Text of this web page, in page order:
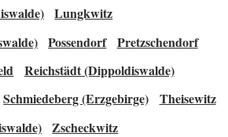
Lungkwitz
Possendorf Pretzschendorf
Reichstädt (Dippoldiswalde)
Schmiedeberg (Erzgebirge)
Theisewitz
Zscheckwitz